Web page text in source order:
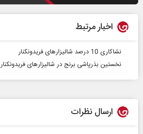
اخبار مرتبط
نشاکاری 10 درصد شالیزارهای فریدونکنار
نخستین بذرپاشی برنج در شالیزارهای فریدونکنار
ارسال نظرات